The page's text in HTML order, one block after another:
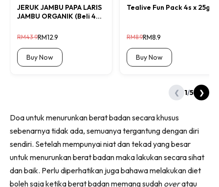
JERUK JAMBU PAPA LARIS
JAMBU ORGANIK (Beli 4
RM43.9RM12.9
Buy Now
Tealive Fun Pack 4s x 25g
RM8.9RM8.9
Buy Now
❮ 1/5 ❯
Doa untuk menurunkan berat badan secara khusus
sebenarnya tidak ada, semuanya tergantung dengan diri
sendiri. Setelah mempunyai niat dan tekad yang besar
untuk menurunkan berat badan maka lakukan secara sihat
dan baik. Perlu diperhatikan juga bahawa melakukan diet
boleh saja ketika berat badan memang sudah overatau